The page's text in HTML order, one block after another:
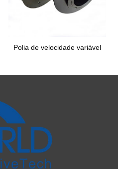
Polia de velocidade variável